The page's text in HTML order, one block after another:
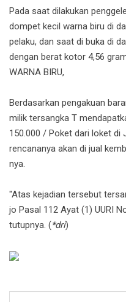
Pada saat dilakukan
dompet kecil warna biru di
pelaku, dan saat di buka di
dengan berat kotor 4,56
WARNA BIRU,
Berdasarkan pengakuan
milik tersangka T
150.000 / Poket dari loket di
rencananya akan di jual
nya.
"Atas kejadian tersebut
jo Pasal 112 Ayat (1) UURI
tutupnya. (*dri)